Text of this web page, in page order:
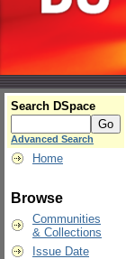
Search DSpace
Advanced Search
Home
Browse
Communities
& Collections
Issue Date